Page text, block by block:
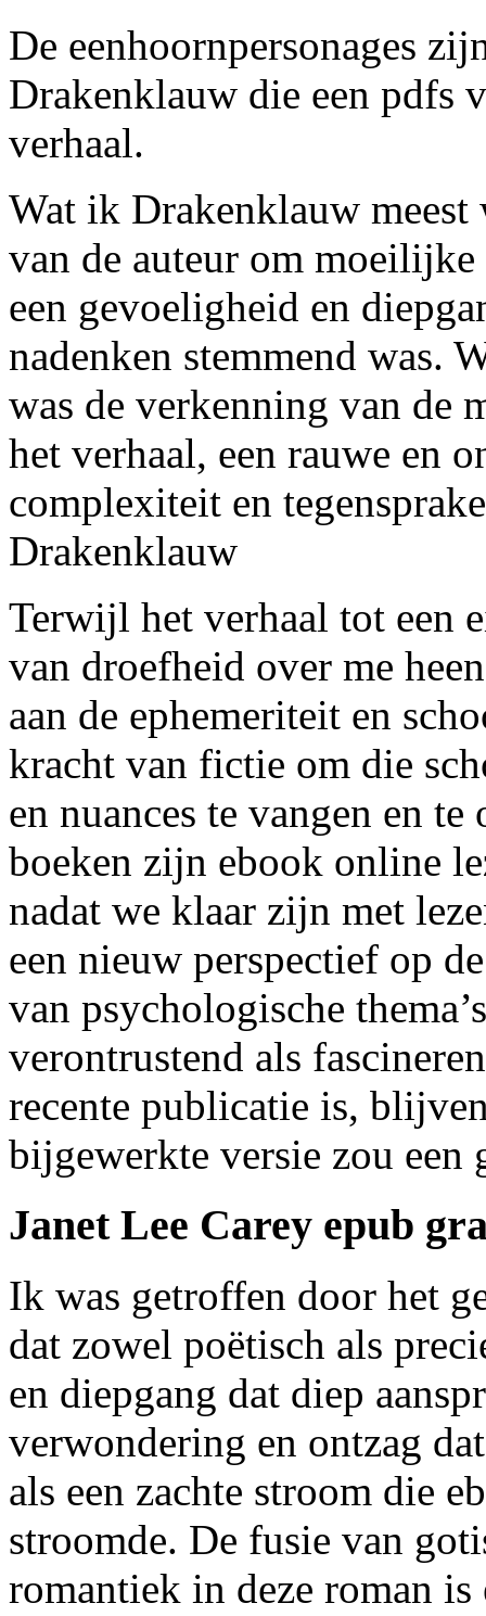
De eenhoornpersonages
Drakenklauw die een pdfs
verhaal.
Wat ik Drakenklauw meest
van de auteur om
een gevoeligheid en
nadenken stemmend was.
was de verkenning van de
het verhaal, een rauwe en
complexiteit en
Drakenklauw
Terwijl het verhaal tot een
van droefheid over me
aan de ephemeriteit en
kracht van fictie om die
en nuances te vangen en
boeken zijn ebook online
nadat we klaar zijn met
een nieuw perspectief op
van psychologische
verontrustend als
recente publicatie is,
bijgewerkte versie zou
Janet Lee Carey epub
Ik was getroffen door het
dat zowel poëtisch als
en diepgang dat diep
verwondering en ontzag
als een zachte stroom die
stroomde. De fusie van
romantiek in deze roman